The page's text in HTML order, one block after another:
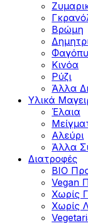
Βρώμη
Κινόα
Ρύζι
Άλλα
Υλικά
Έλαια
Αλεύρι
Άλλα
Διατροφές
BIO
Vegan
Χωρίς
Χωρίς